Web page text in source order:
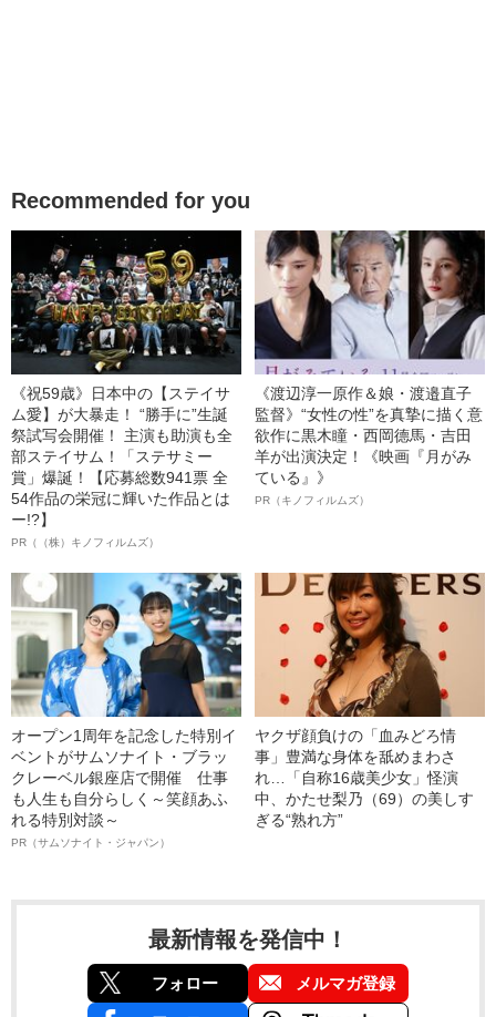
Recommended for you
《祝59歳》日本中の【ステイサ
ム愛】が大暴走！ “勝手に”生誕
祭試写会開催！ 主演も助演も全
部ステイサム！「ステサミー
賞」爆誕！【応募総数941票 全
54作品の栄冠に輝いた作品とは
ー!?】
PR（（株）キノフィルムズ）
《渡辺淳一原作＆娘・渡邉直子
監督》“女性の性”を真摯に描く意
欲作に黒木瞳・西岡德馬・吉田
羊が出演決定！《映画『月がみ
ている』》
PR（キノフィルムズ）
オープン1周年を記念した特別イ
ベントがサムソナイト・ブラッ
クレーベル銀座店で開催 仕事
も人生も自分らしく～笑顔あふ
れる特別対談～
PR（サムソナイト・ジャパン）
ヤクザ顔負けの「血みどろ情
事」豊満な身体を舐めまわさ
れ…「自称16歳美少女」怪演
中、かたせ梨乃（69）の美しす
ぎる“熟れ方”
最新情報を発信中！
フォロー メルマガ登録